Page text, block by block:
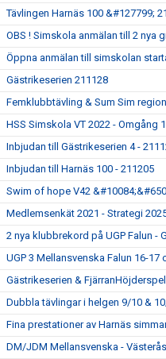
Tävlingen Harnäs 100 &#127799;
OBS ! Simskola anmälan till 2 nya
Öppna anmälan till simskolan
Gästrikeserien 211128
Femklubbtävling & Sum Sim
HSS Simskola VT 2022 - Omgång
Inbjudan till Gästrikeserien 4 -
Inbjudan till Harnäs 100 - 211205
Swim of hope V42
Medlemsenkät 2021 - Strategi
2 nya klubbrekord på UGP Falun -
UGP 3 Mellansvenska Falun 16-17
Gästrikeserien &
Dubbla tävlingar i helgen 9/10 &
Fina prestationer av Harnäs
DM/JDM Mellansvenska -